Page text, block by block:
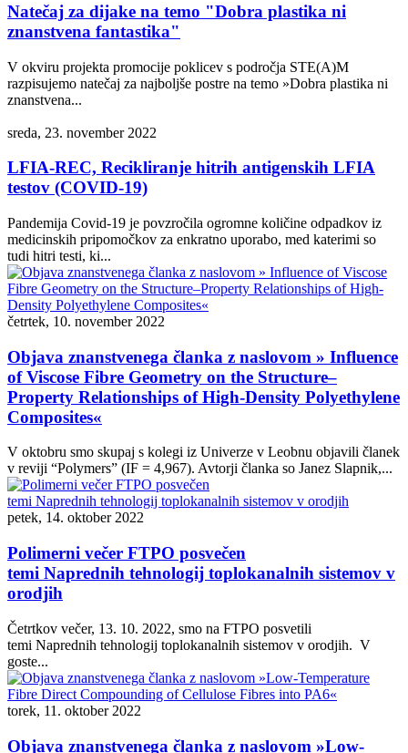
Natečaj za dijake na temo "Dobra plastika ni
znanstvena fantastika"
V okviru projekta promocije poklicev s področja STE(A)M
razpisujemo natečaj za najboljše postre na temo »Dobra plastika ni
znanstvena...
sreda, 23. november 2022
LFIA-REC, Recikliranje hitrih antigenskih LFIA
testov (COVID-19)
Pandemija Covid-19 je povzročila ogromne količine odpadkov iz
medicinskih pripomočkov za enkratno uporabo, med katerimi so
tudi hitri testi, ki...
četrtek, 10. november 2022
Objava znanstvenega članka z naslovom » Influence
of Viscose Fibre Geometry on the Structure–
Property Relationships of High-Density Polyethylene
Composites«
V oktobru smo skupaj s kolegi iz Univerze v Leobnu objavili članek
v reviji “Polymers” (IF = 4,967). Avtorji članka so Janez Slapnik,...
petek, 14. oktober 2022
Polimerni večer FTPO posvečen
temi Naprednih tehnologij toplokanalnih sistemov v
orodjih
Četrtkov večer, 13. 10. 2022, smo na FTPO posvetili
temi Naprednih tehnologij toplokanalnih sistemov v orodjih. V
goste...
torek, 11. oktober 2022
Objava znanstvenega članka z naslovom »Low-